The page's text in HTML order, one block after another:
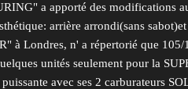
a apporté des modifications
arrière arrondi(sans
à Londres, n' a répertorié que 105/
unités seulement pour la
avec ses 2 carburateurs